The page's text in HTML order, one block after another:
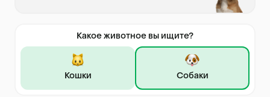
Какое животное вы ищите?
Кошки Собаки